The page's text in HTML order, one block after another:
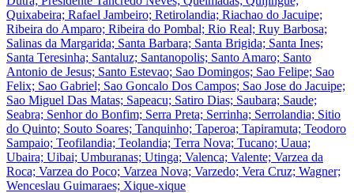
Quixabeira; Rafael Jambeiro; Retirolandia; Riachao do Jacuipe;
Ribeira do Amparo; Ribeira do Pombal; Rio Real; Ruy Barbosa;
Salinas da Margarida; Santa Barbara; Santa Brigida; Santa Ines;
Santa Teresinha; Santaluz; Santanopolis; Santo Amaro; Santo
Antonio de Jesus; Santo Estevao; Sao Domingos; Sao Felipe; Sao
Felix; Sao Gabriel; Sao Goncalo Dos Campos; Sao Jose do Jacuipe;
Sao Miguel Das Matas; Sapeacu; Satiro Dias; Saubara; Saude;
Seabra; Senhor do Bonfim; Serra Preta; Serrinha; Serrolandia; Sitio
do Quinto; Souto Soares; Tanquinho; Taperoa; Tapiramuta; Teodoro
Sampaio; Teofilandia; Teolandia; Terra Nova; Tucano; Uaua;
Ubaira; Uibai; Umburanas; Utinga; Valenca; Valente; Varzea da
Roca; Varzea do Poco; Varzea Nova; Varzedo; Vera Cruz; Wagner;
Wenceslau Guimaraes; Xique-xique